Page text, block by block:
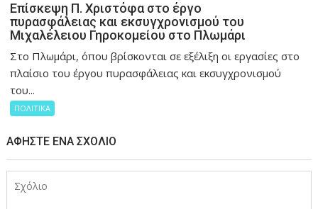
Επίσκεψη Π. Χριστόφα στο έργο
πυρασφάλειας και εκσυγχρονισμού του
Μιχαλέλειου Γηροκομείου στο Πλωμάρι
Στο Πλωμάρι, όπου βρίσκονται σε εξέλιξη οι εργασίες στο
πλαίσιο του έργου πυρασφάλειας και εκσυγχρονισμού
του...
ΠΟΛΙΤΙΚΑ
ΑΦΉΣΤΕ ΈΝΑ ΣΧΌΛΙΟ